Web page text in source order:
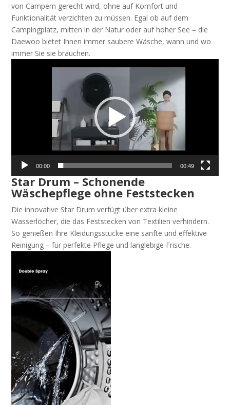
von Campern gerecht wird, ohne auf Komfort und
Funktionalität verzichten zu müssen. Egal ob auf dem
Campingplatz, mitten in der Natur oder auf hoher See – die
Daewoo bietet Ihnen immer saubere Wäsche, wann und wo
immer Sie sie brauchen.
00:00 00:49
Star Drum – Schonende
Wäschepflege ohne Feststecken
Die innovative Star Drum verfügt über extra kleine
Wasserlöcher, die das Feststecken von Textilien verhindern.
So genießen Ihre Kleidungsstücke eine sanfte und effektive
Reinigung – für perfekte Pflege und langlebige Frische.